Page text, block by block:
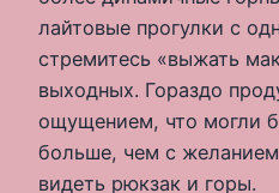
лайтовые прогулки с
стремитесь «выжать
выходных. Гораздо
ощущением, что могли
больше, чем с
видеть рюкзак и горы.